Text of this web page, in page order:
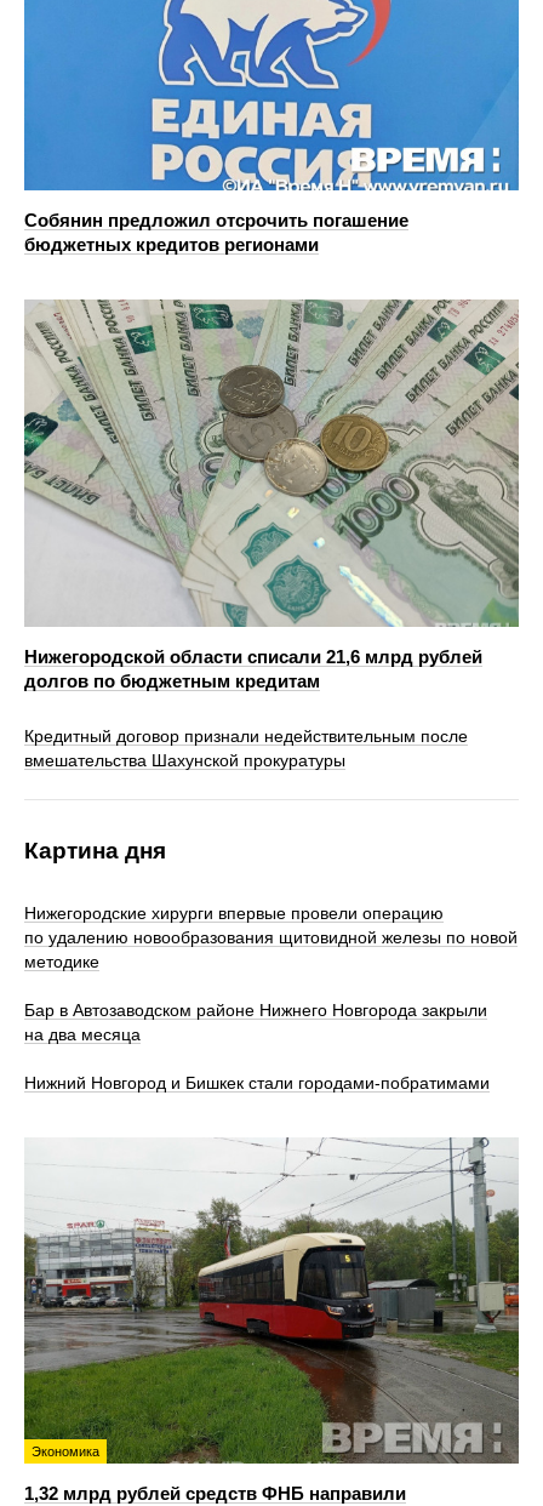
Собянин предложил отсрочить погашение
бюджетных кредитов регионами
Нижегородской области списали 21,6 млрд рублей
долгов по бюджетным кредитам
Кредитный договор признали недействительным после
вмешательства Шахунской прокуратуры
Картина дня
Нижегородские хирурги впервые провели операцию
по удалению новообразования щитовидной железы по новой
методике
Бар в Автозаводском районе Нижнего Новгорода закрыли
на два месяца
Нижний Новгород и Бишкек стали городами-побратимами
Экономика
1,32 млрд рублей средств ФНБ направили